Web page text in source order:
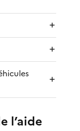
l’aide